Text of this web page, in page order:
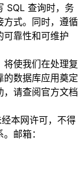
SQL 查询时，务
方式。同时，遵循
可靠性和可维护
将使我们在处理复
的数据库应用奠定
，请查阅官方文档
本网许可，不得
邮箱：